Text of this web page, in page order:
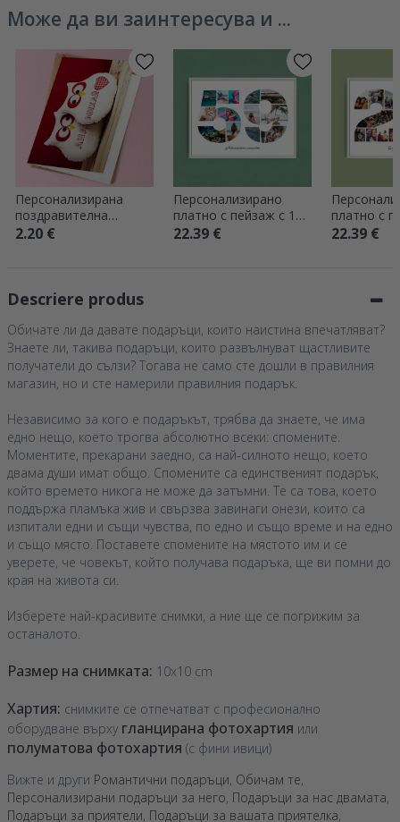
Може да ви заинтересува и ...
Персонализирана
поздравителна
картичка с бухал и
2.20 €
Персонализирано
платно с пейзаж с 13
снимки, модел номер
22.39 €
платно с
снимки,
22.39 €
Descriere produs
Обичате ли да давате подаръци, които наистина впечатляват?
Знаете ли, такива подаръци, които развълнуват щастливите
получатели до сълзи? Тогава не само сте дошли в правилния
магазин, но и сте намерили правилния подарък.
Независимо за кого е подаръкът, трябва да знаете, че има
едно нещо, което трогва абсолютно всеки: спомените.
Моментите, прекарани заедно, са най-силното нещо, което
двама души имат общо. Спомените са единственият подарък,
който времето никога не може да затъмни. Те са това, което
поддържа пламъка жив и свързва завинаги онези, които са
изпитали едни и същи чувства, по едно и също време и на едно
и също място. Поставете спомените на мястото им и се
уверете, че човекът, който получава подаръка, ще ви помни до
края на живота си.
Изберете най-красивите снимки, а ние ще се погрижим за
останалото.
Размер на снимката: 10x10 cm
Хартия: снимките се отпечатват с професионално
оборудване върху гланцирана фотохартия или
полуматова фотохартия (с фини ивици)
Вижте и други Романтични подаръци, Обичам те,
Персонализирани подаръци за него, Подаръци за нас двамата,
Подаръци за приятели, Подаръци за вашата приятелка,